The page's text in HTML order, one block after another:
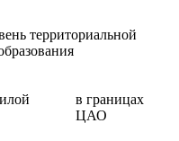
территориальной
в границах
ЦАО